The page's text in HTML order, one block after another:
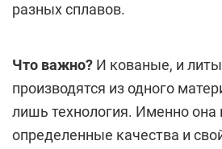
разных сплавов.
Что важно? И кованые, и
производятся из одного
лишь технология. Именно она
определенные качества и